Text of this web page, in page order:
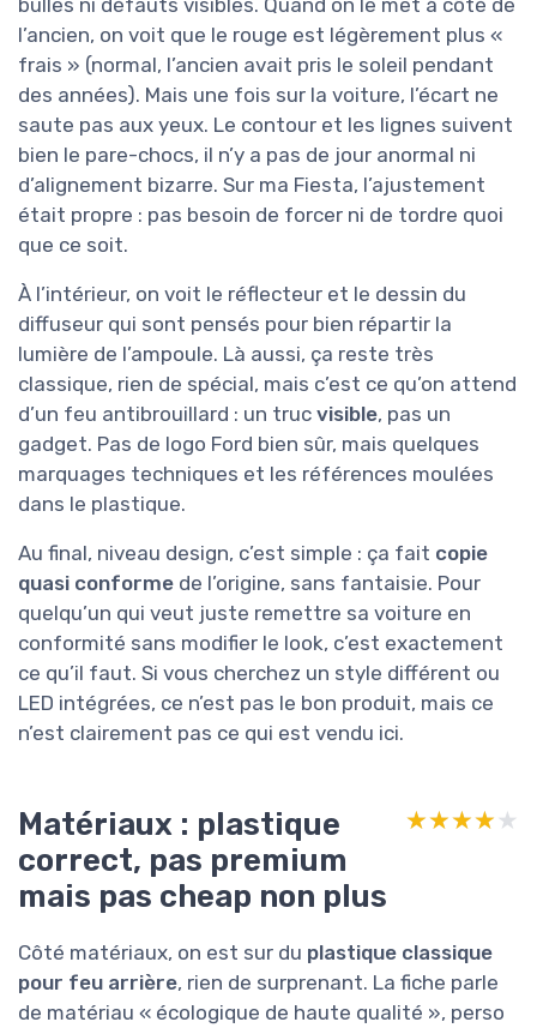
l’ancien, on voit que le rouge est légèrement plus «
frais » (normal, l’ancien avait pris le soleil pendant
des années). Mais une fois sur la voiture, l’écart ne
saute pas aux yeux. Le contour et les lignes suivent
bien le pare-chocs, il n’y a pas de jour anormal ni
d’alignement bizarre. Sur ma Fiesta, l’ajustement
était propre : pas besoin de forcer ni de tordre quoi
que ce soit.
À l’intérieur, on voit le réflecteur et le dessin du
diffuseur qui sont pensés pour bien répartir la
lumière de l’ampoule. Là aussi, ça reste très
classique, rien de spécial, mais c’est ce qu’on attend
d’un feu antibrouillard : un truc visible, pas un
gadget. Pas de logo Ford bien sûr, mais quelques
marquages techniques et les références moulées
dans le plastique.
Au final, niveau design, c’est simple : ça fait copie
quasi conforme de l’origine, sans fantaisie. Pour
quelqu’un qui veut juste remettre sa voiture en
conformité sans modifier le look, c’est exactement
ce qu’il faut. Si vous cherchez un style différent ou
LED intégrées, ce n’est pas le bon produit, mais ce
n’est clairement pas ce qui est vendu ici.
Matériaux : plastique
correct, pas premium
mais pas cheap non plus
★★★★★
★★★★★
Côté matériaux, on est sur du plastique classique
pour feu arrière, rien de surprenant. La fiche parle
de matériau « écologique de haute qualité », perso